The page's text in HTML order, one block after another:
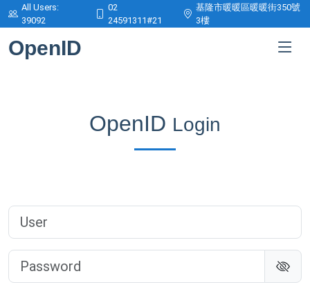
All Users:
39092
02
24591311#21
基隆市暖暖區暖暖街350號
3樓
OpenID
OpenID Login